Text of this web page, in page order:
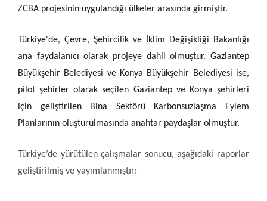
ZCBA projesinin uygulandığı ülkeler arasında girmiştir.
Türkiye'de, Çevre, Şehircilik ve İklim Değişikliği Bakanlığı
ana faydalanıcı olarak projeye dahil olmuştur. Gaziantep
Büyükşehir Belediyesi ve Konya Büyükşehir Belediyesi ise,
pilot şehirler olarak seçilen Gaziantep ve Konya şehirleri
için geliştirilen Bina Sektörü Karbonsuzlaşma Eylem
Planlarının oluşturulmasında anahtar paydaşlar olmuştur.
Türkiye’de yürütülen çalışmalar sonucu, aşağıdaki raporlar
geliştirilmiş ve yayımlanmıştır: